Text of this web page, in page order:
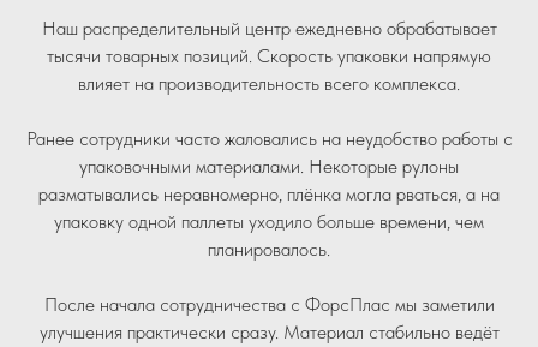
Наш распределительный центр ежедневно обрабатывает
тысячи товарных позиций. Скорость упаковки напрямую
влияет на производительность всего комплекса.
Ранее сотрудники часто жаловались на неудобство работы с
упаковочными материалами. Некоторые рулоны
разматывались неравномерно, плёнка могла рваться, а на
упаковку одной паллеты уходило больше времени, чем
планировалось.
После начала сотрудничества с ФорсПлас мы заметили
улучшения практически сразу. Материал стабильно ведёт